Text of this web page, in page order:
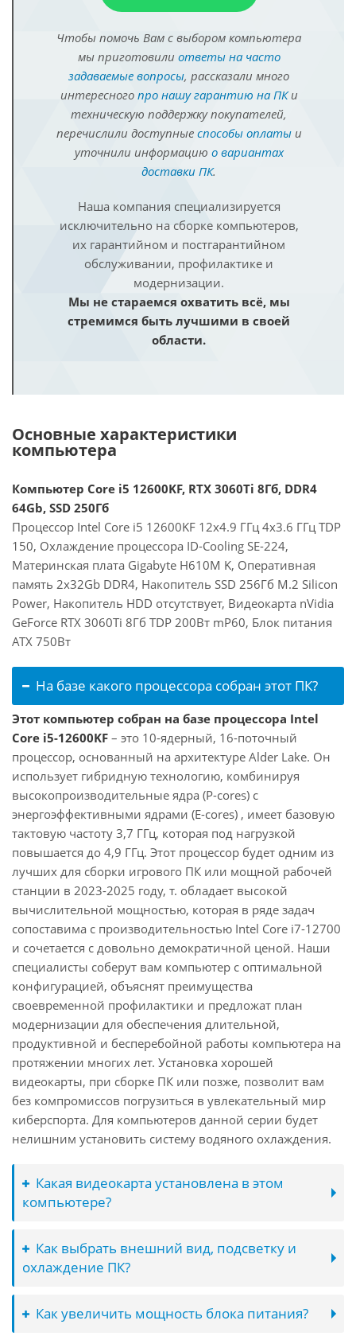
Чтобы помочь Вам с выбором компьютера
мы приготовили ответы на часто
задаваемые вопросы, рассказали много
интересного про нашу гарантию на ПКи
техническую поддержку покупателей,
перечислили доступные способы оплатыи
уточнили информацию о вариантах
доставки ПК.
Наша компания специализируется
исключительно на сборке компьютеров,
их гарантийном и постгарантийном
обслуживании, профилактике и
модернизации.
Мы не стараемся охватить всё, мы
стремимся быть лучшими в своей
области.
Основные характеристики
компьютера
Компьютер Core i5 12600KF, RTX 3060Ti 8Гб, DDR4
64Gb, SSD 250Гб
Процессор Intel Core i5 12600KF 12x4.9 ГГц 4x3.6 ГГц TDP
150, Охлаждение процессора ID-Cooling SE-224,
Материнская плата Gigabyte H610M K, Оперативная
память 2x32Gb DDR4, Накопитель SSD 256Гб M.2 Silicon
Power, Накопитель HDD отсутствует, Видеокарта nVidia
GeForce RTX 3060Ti 8Гб TDP 200Вт mP60, Блок питания
ATX 750Вт
На базе какого процессора собран этот ПК?
Этот компьютер собран на базе процессора Intel
Core i5-12600KF – это 10-ядерный, 16-поточный
процессор, основанный на архитектуре Alder Lake. Он
использует гибридную технологию, комбинируя
высокопроизводительные ядра (P-cores) с
энергоэффективными ядрами (E-cores) , имеет базовую
тактовую частоту 3,7 ГГц, которая под нагрузкой
повышается до 4,9 ГГц. Этот процессор будет одним из
лучших для сборки игрового ПК или мощной рабочей
станции в 2023-2025 году, т. обладает высокой
вычислительной мощностью, которая в ряде задач
сопоставима с производительностью Intel Core i7-12700
и сочетается с довольно демократичной ценой. Наши
специалисты соберут вам компьютер с оптимальной
конфигурацией, объяснят преимущества
своевременной профилактики и предложат план
модернизации для обеспечения длительной,
продуктивной и бесперебойной работы компьютера на
протяжении многих лет. Установка хорошей
видеокарты, при сборке ПК или позже, позволит вам
без компромиссов погрузиться в увлекательный мир
киберспорта. Для компьютеров данной серии будет
нелишним установить систему водяного охлаждения.
Какая видеокарта установлена в этом
компьютере?
Как выбрать внешний вид, подсветку и
охлаждение ПК?
Как увеличить мощность блока питания?